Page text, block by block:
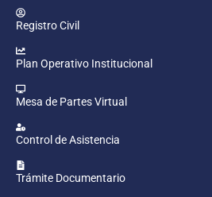
Registro Civil
Plan Operativo Institucional
Mesa de Partes Virtual
Control de Asistencia
Trámite Documentario